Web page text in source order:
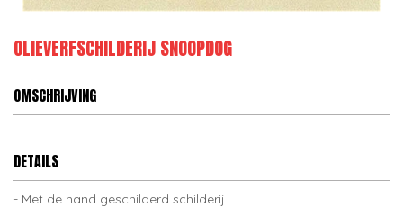
OLIEVERFSCHILDERIJ SNOOPDOG
OMSCHRIJVING
DETAILS
Met de hand geschilderd schilderij